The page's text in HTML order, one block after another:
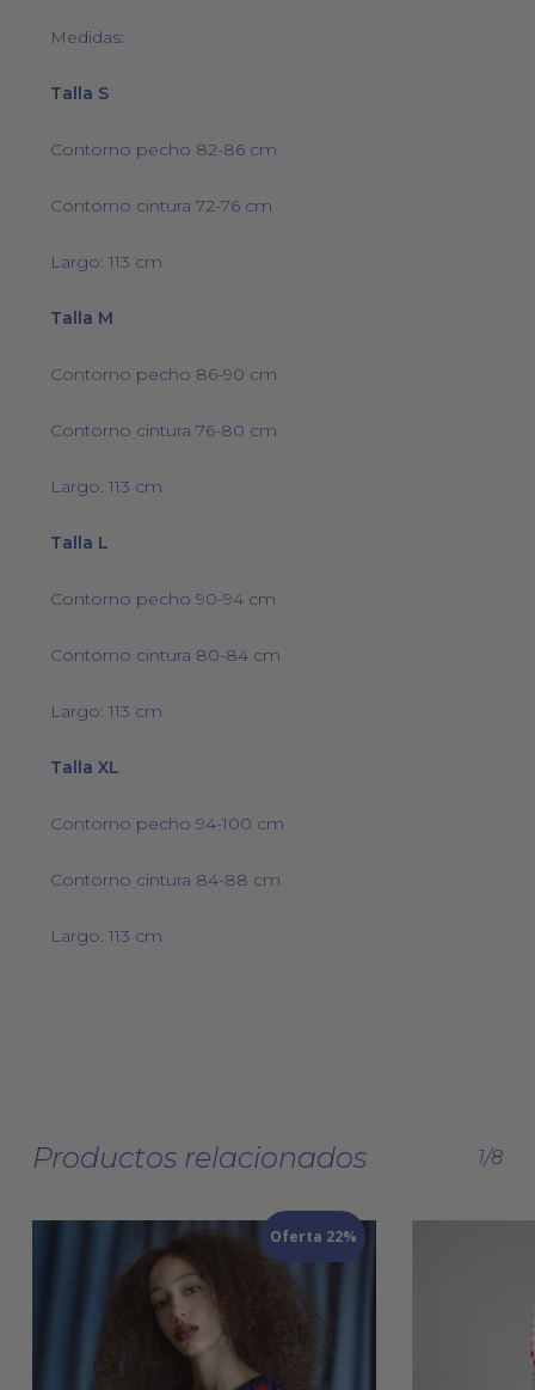
Medidas:
Talla S
Contorno pecho 82-86 cm
Contorno cintura 72-76 cm
Largo: 113 cm
Talla M
Contorno pecho 86-90 cm
Contorno cintura 76-80 cm
Largo: 113 cm
Talla L
Contorno pecho 90-94 cm
Contorno cintura 80-84 cm
Largo: 113 cm
Talla XL
Contorno pecho 94-100 cm
Contorno cintura 84-88 cm
Largo: 113 cm
Productos relacionados 1/8
Oferta 22%